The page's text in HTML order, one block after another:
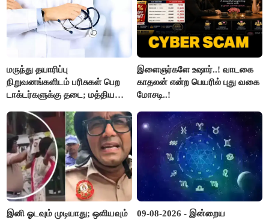
மருந்து தயாரிப்பு
நிறுவனங்களிடம் பரிசுகள் பெற
டாக்டர்களுக்கு தடை; மத்திய
இளைஞர்களே உஷார்..! வாடகை
காதலன் என்ற பெயரில் புது வகை
மோசடி..!
இனி ஓடவும் முடியாது; ஒளியவும்
09-08-2026 - இன்றைய